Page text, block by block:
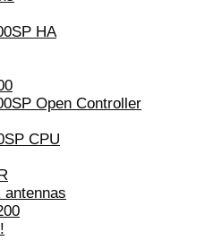
HA
Open Controller
CPU
antennas